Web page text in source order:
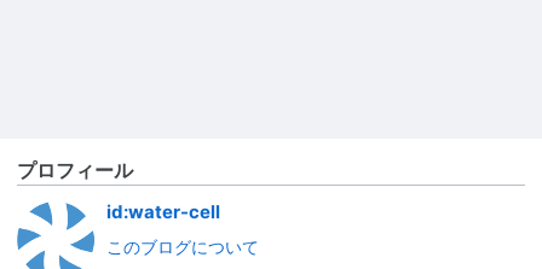
プロフィール
id:water-cell
このブログについて